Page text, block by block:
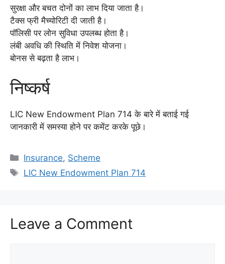
सुरक्षा और बचत दोनों का लाभ दिया जाता है।
टैक्स फ्री मैच्योरिटी दी जाती है।
पॉलिसी पर लोन सुविधा उपलब्ध होता है।
लंबी अवधि की स्थिति में निवेश योजना।
बोनस से बढ़ता है लाभ।
निष्कर्ष
LIC New Endowment Plan 714 के बारे में बताई गई
जानकारी में समस्या होने पर कमेंट करके पूछे।
Categories
Insurance, Scheme
Tags
LIC New Endowment Plan 714
Leave a Comment